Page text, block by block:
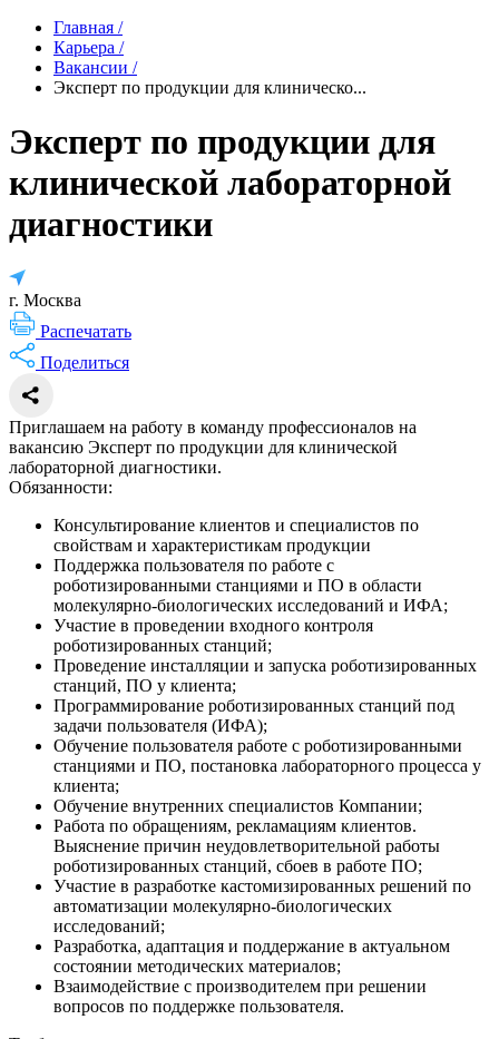
Главная /
Карьера /
Вакансии /
Эксперт по продукции для клиническо...
Эксперт по продукции для
клинической лабораторной
диагностики
г. Москва
Распечатать
Поделиться
Приглашаем на работу в команду профессионалов на
вакансию Эксперт по продукции для клинической
лабораторной диагностики.
Обязанности:
Консультирование клиентов и специалистов по
свойствам и характеристикам продукции
Поддержка пользователя по работе с
роботизированными станциями и ПО в области
молекулярно-биологических исследований и ИФА;
Участие в проведении входного контроля
роботизированных станций;
Проведение инсталляции и запуска роботизированных
станций, ПО у клиента;
Программирование роботизированных станций под
задачи пользователя (ИФА);
Обучение пользователя работе с роботизированными
станциями и ПО, постановка лабораторного процесса у
клиента;
Обучение внутренних специалистов Компании;
Работа по обращениям, рекламациям клиентов.
Выяснение причин неудовлетворительной работы
роботизированных станций, сбоев в работе ПО;
Участие в разработке кастомизированных решений по
автоматизации молекулярно-биологических
исследований;
Разработка, адаптация и поддержание в актуальном
состоянии методических материалов;
Взаимодействие с производителем при решении
вопросов по поддержке пользователя.